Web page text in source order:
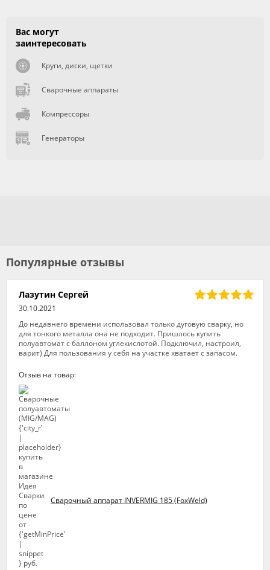
Вас могут
заинтересовать
Круги, диски, щетки
Сварочные аппараты
Компрессоры
Генераторы
Популярные отзывы
Лазутин Сергей
30.10.2021
До недавнего времени использовал только дуговую сварку, но
для тонкого металла она не подходит. Пришлось купить
полуавтомат с баллоном углекислотой. Подключил, настроил,
варит) Для пользования у себя на участке хватает с запасом.
Отзыв на товар:
Сварочный аппарат INVERMIG 185 (FoxWeld)